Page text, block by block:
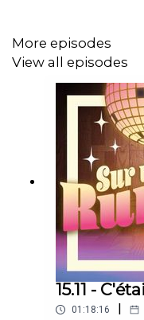
Découvrez toutes nos
Soutenez-nous en
More episodes
View all episodes
15.11 -
01:18:16